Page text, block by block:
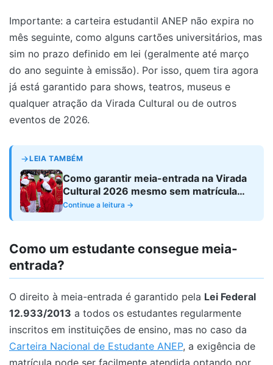
Importante: a carteira estudantil ANEP não expira no
mês seguinte, como alguns cartões universitários, mas
sim no prazo definido em lei (geralmente até março
do ano seguinte à emissão). Por isso, quem tira agora
já está garantido para shows, teatros, museus e
qualquer atração da Virada Cultural ou de outros
eventos de 2026.
LEIA TAMBÉM
Como garantir meia-entrada na Virada
Cultural 2026 mesmo sem matrícula
ativa
Continue a leitura →
Como um estudante consegue meia-
entrada?
O direito à meia-entrada é garantido pela Lei Federal
12.933/2013 a todos os estudantes regularmente
inscritos em instituições de ensino, mas no caso da
Carteira Nacional de Estudante ANEP, a exigência de
matrícula pode ser facilmente atendida optando por